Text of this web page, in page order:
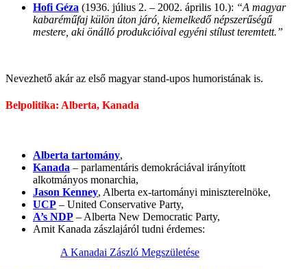
Hofi Géza (1936. július 2. – 2002. április 10.): “A magyar
kabaréműfaj külön úton járó, kiemelkedő népszerűségű
mestere, aki önálló produkcióival egyéni stílust teremtett.”
Nevezhető akár az első magyar stand-upos humoristának is.
Belpolitika: Alberta, Kanada
Alberta tartomány,
Kanada – parlamentáris demokráciával irányított
alkotmányos monarchia,
Jason Kenney, Alberta ex-tartományi miniszterelnöke,
UCP – United Conservative Party,
A’s NDP – Alberta New Democratic Party,
Amit Kanada zászlajáról tudni érdemes:
A Kanadai Zászló Megszületése